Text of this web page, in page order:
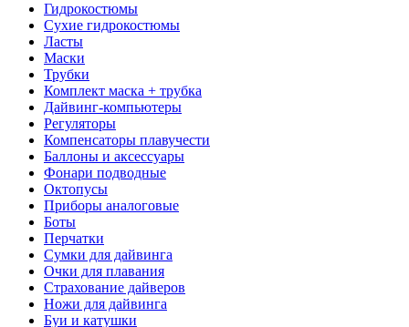
Гидрокостюмы
Сухие гидрокостюмы
Ласты
Маски
Трубки
Комплект маска + трубка
Дайвинг-компьютеры
Регуляторы
Компенсаторы плавучести
Баллоны и аксессуары
Фонари подводные
Октопусы
Приборы аналоговые
Боты
Перчатки
Сумки для дайвинга
Очки для плавания
Страхование дайверов
Ножи для дайвинга
Буи и катушки